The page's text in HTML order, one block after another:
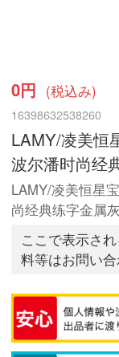
0円 (税込み)
16398632538260
LAMY/凌美恒
波尔潘时尚经
LAMY/凌美恒星
尚经典练字金属
ここで表示さ
料等はお問い